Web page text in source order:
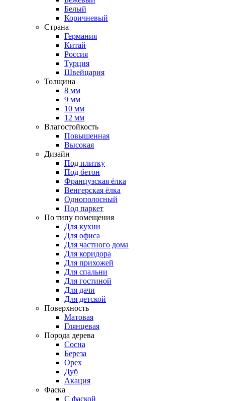
Белый
Коричневый
Страна
Германия
Китай
Россия
Турция
Швейцария
Толщина
8 мм
9 мм
10 мм
12 мм
Влагостойкость
Повышенная
Высокая
Дизайн
Под плитку
Под бетон
Французская ёлка
Венгерская ёлка
Однополосный
Под паркет
По типу помещения
Для кухни
Для офиса
Для частного дома
Для коридора
Для прихожей
Для спальни
Для гостиной
Для дачи
Для детской
Поверхность
Матовая
Глянцевая
Порода дерева
Сосна
Береза
Орех
Дуб
Акация
Фаска
С фаской